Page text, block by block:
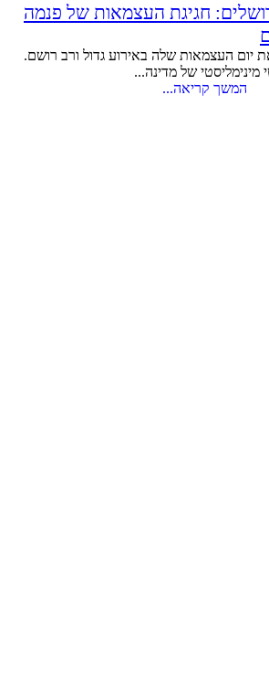
חגיגת העצמאות של פנמה
יום העצמאות שלה באירוע גדול ורב רושם.
מינימליסטי של מדינה...
המשך קריאה...